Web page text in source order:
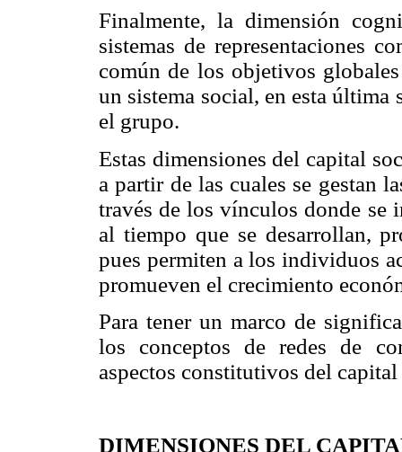
Finalmente, la dimensión
sistemas de representaciones
común de los objetivos
un sistema social, en esta última
el grupo.
Estas dimensiones del capital
a partir de las cuales se gestan
través de los vínculos donde se
al tiempo que se desarrollan,
pues permiten a los individuos
promueven el crecimiento
Para tener un marco de
los conceptos de redes de
aspectos constitutivos del
DIMENSIONES DEL